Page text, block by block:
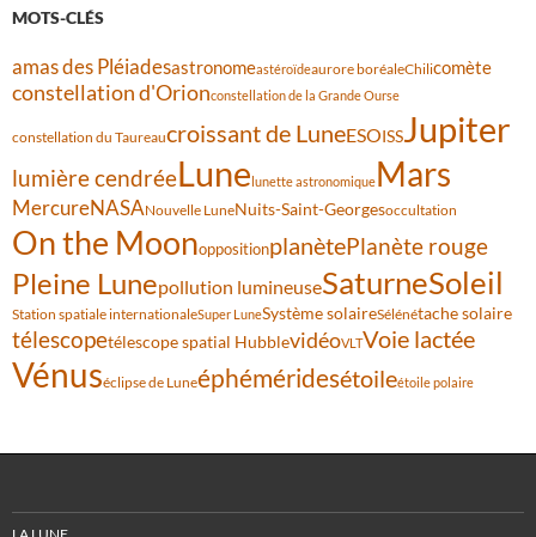
MOTS-CLÉS
amas des Pléiadesastronomeastéroïdeaurore boréaleChilicomète
constellation d'Orionconstellation de la Grande Ourse
constellation du Taureaucroissant de LuneESOISSJupiter
lumière cendréeLune lunette astronomiqueMars
MercureNASANouvelle LuneNuits-Saint-Georgesoccultation
On the MoonoppositionplanètePlanète rouge
Pleine Lunepollution lumineuseSaturneSoleil
Station spatiale internationaleSuper LuneSystème solaireSélénétache solaire
télescopetélescope spatial HubblevidéoVLTVoie lactée
Vénuséclipse de Luneéphéméridesétoileétoile polaire